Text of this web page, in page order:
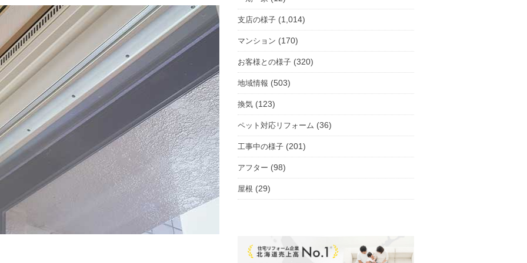
支店の様子 (1,014)
マンション (170)
お客様との様子 (320)
地域情報 (503)
換気 (123)
ペット対応リフォーム (36)
工事中の様子 (201)
アフター (98)
屋根 (29)